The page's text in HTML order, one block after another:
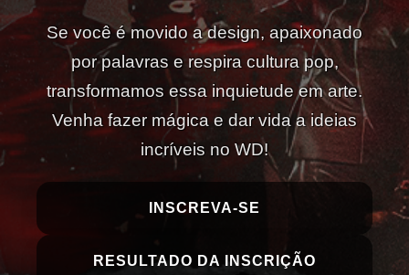
Se você é movido a design, apaixonado
por palavras e respira cultura pop,
transformamos essa inquietude em arte.
Venha fazer mágica e dar vida a ideias
incríveis no WD!
INSCREVA-SE
RESULTADO DA INSCRIÇÃO